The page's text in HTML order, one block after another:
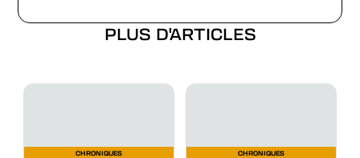
PLUS D'ARTICLES
CHRONIQUES CHRONIQUES